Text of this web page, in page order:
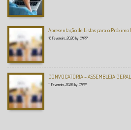
Apresentação de Listas para o Próximo
18 Fevereiro, 2026 by CNPR
CONVOCATÓRIA – ASSEMBLEIA
11 Fevereiro, 2026 by CNPR